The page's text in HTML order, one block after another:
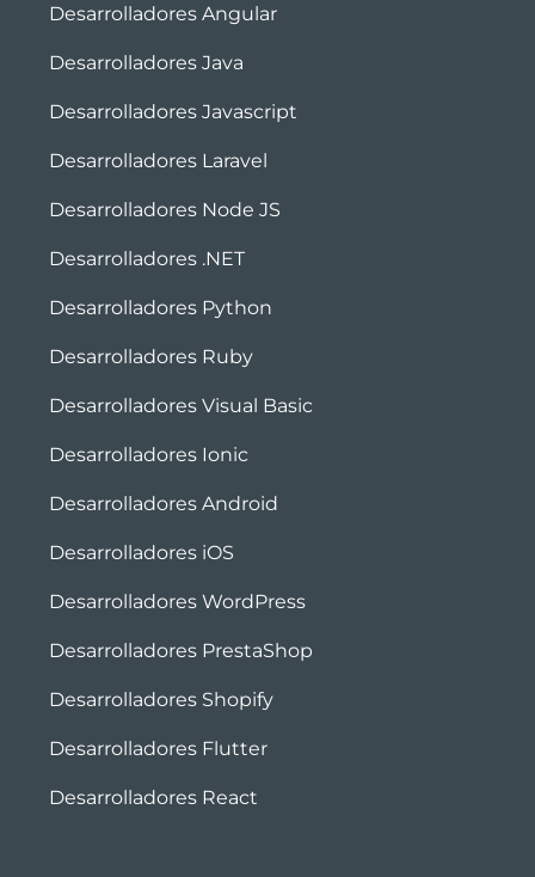
Desarrolladores Angular
Desarrolladores Java
Desarrolladores Javascript
Desarrolladores Laravel
Desarrolladores Node JS
Desarrolladores .NET
Desarrolladores Python
Desarrolladores Ruby
Desarrolladores Visual Basic
Desarrolladores Ionic
Desarrolladores Android
Desarrolladores iOS
Desarrolladores WordPress
Desarrolladores PrestaShop
Desarrolladores Shopify
Desarrolladores Flutter
Desarrolladores React